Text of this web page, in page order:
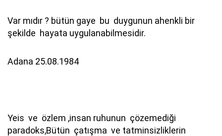
Var mıdır ? bütün gaye bu duygunun ahenkli bir
şekilde hayata uygulanabilmesidir.
Adana 25.08.1984
Yeis ve özlem ,insan ruhunun çözemediği
paradoks,Bütün çatışma ve tatminsizliklerin